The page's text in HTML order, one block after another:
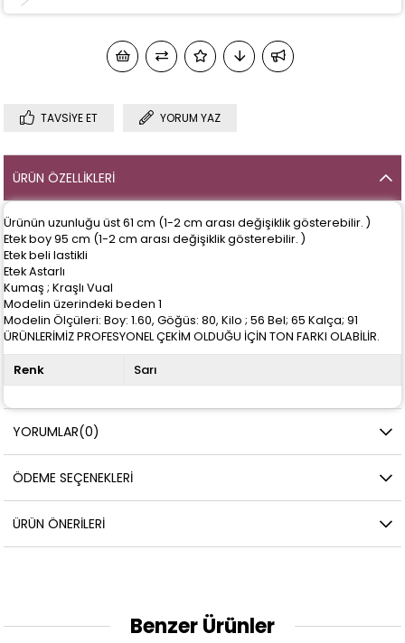
TAVSIYE ET YORUM YAZ
ÜRÜN ÖZELLIKLERI
Ürünün uzunluğu üst 61 cm (1-2 cm arası değişiklik gösterebilir. )
Etek boy 95 cm (1-2 cm arası değişiklik gösterebilir. )
Etek beli lastikli
Etek Astarlı
Kumaş ; Kraşlı Vual
Modelin üzerindeki beden 1
Modelin Ölçüleri: Boy: 1.60, Göğüs: 80, Kilo ; 56 Bel; 65 Kalça; 91
ÜRÜNLERİMİZ PROFESYONEL ÇEKİM OLDUĞU İÇİN TON FARKI OLABİLİR.
Renk Sarı
YORUMLAR(0)
ÖDEME SEÇENEKLERI
ÜRÜN ÖNERILERI
Benzer Ürünler